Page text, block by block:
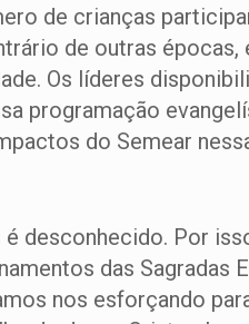
de crianças
de outras
Os líderes
programação
do Semear
desconhecido. Por
das Sagradas
nos esforçando